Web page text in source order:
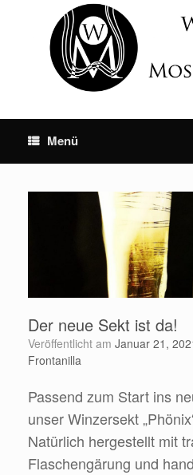
Menü
Der neue Sekt ist da!
Veröffentlicht am Januar 21,
Frontanilla
Passend zum Start ins
unser Winzersekt
Natürlich hergestellt mit
Flaschengärung und